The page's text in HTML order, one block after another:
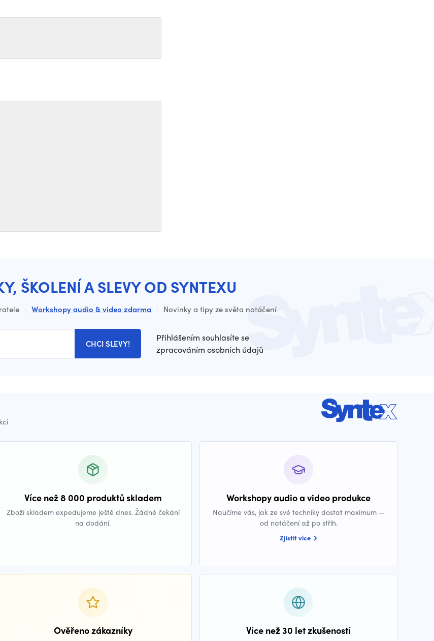
ŠKOLENÍ A SLEVY OD SYNTEXU
· Workshopy audio & video zdarma · Novinky a tipy ze světa natáčení
CHCI SLEVY!
Přihlášením souhlasíte se
zpracováním osobních údajů
Více než 8 000 produktů skladem
Zboží skladem expedujeme ještě dnes. Žádné čekání
na dodání.
Workshopy audio a video produkce
Naučíme vás, jak ze své techniky dostat maximum —
od natáčení až po střih.
Zjistit více
Ověřeno zákazníky Více než 30 let zkušeností